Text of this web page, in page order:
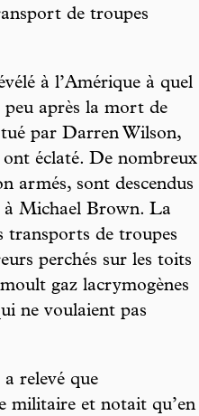
de troupes
à l’Amérique à quel
après la mort de
par Darren Wilson,
éclaté. De nombreux
armés, sont descendus
à Michael Brown. La
transports de troupes
perchés sur les toits
gaz lacrymogènes
ne voulaient pas
relevé que
militaire et notait qu’en